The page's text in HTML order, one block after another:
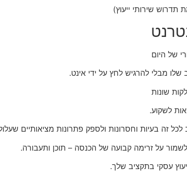
שירותי ייעוץ)
של היום
מבלי להרגיש לחץ על ידי אינט.
שונות
לשקוע.
זה בעיות וחסרונות ולספק פתרונות מציאותיים
על זרימה קבועה של הכנסה – תוכן ותעבורה.
עסקי בתקציב שלך.